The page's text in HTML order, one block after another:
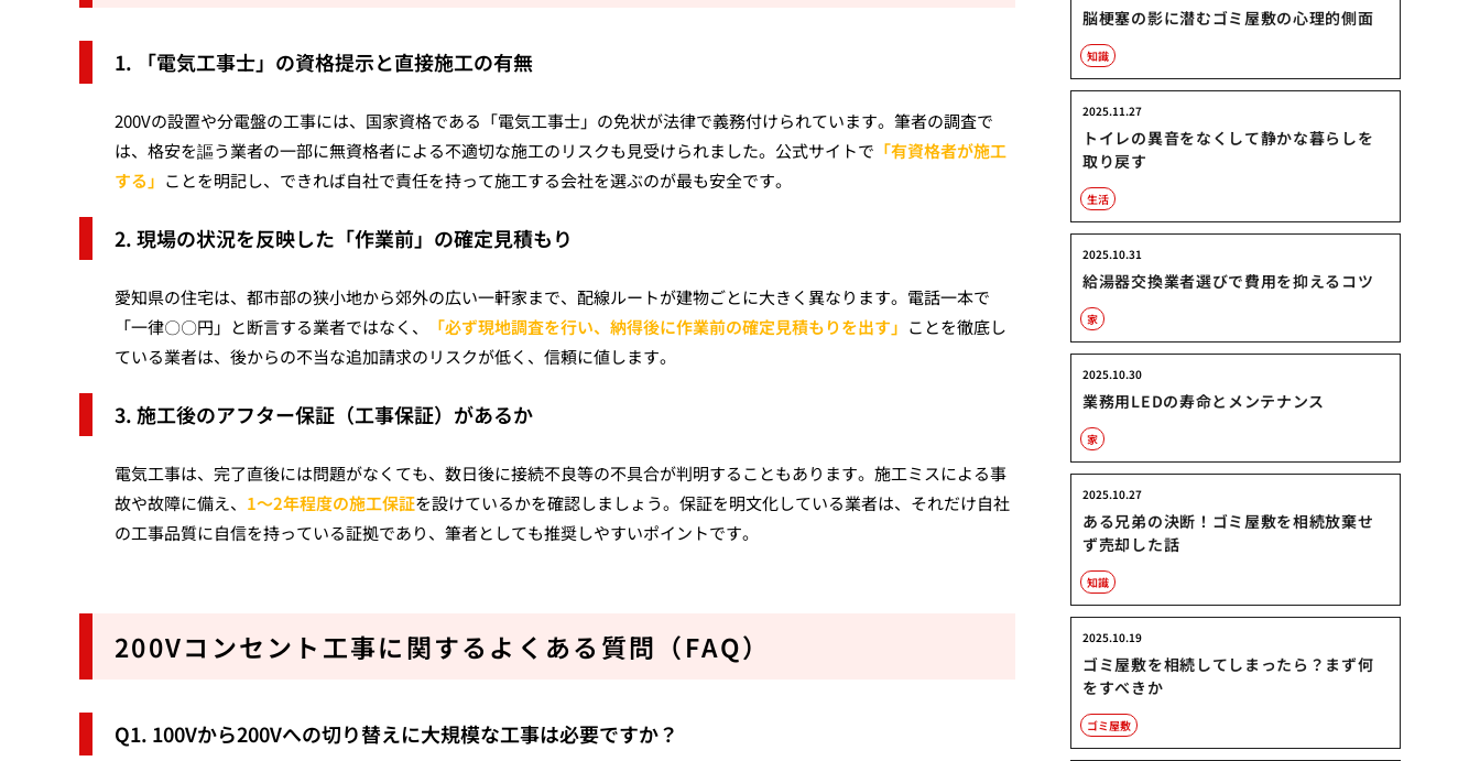
1. 「電気工事士」の資格提示と直接施工の有無
200Vの設置や分電盤の工事には、国家資格である「電気工事士」の免状が法律で義務付けられています。筆者の調査で
は、格安を謳う業者の一部に無資格者による不適切な施工のリスクも見受けられました。公式サイトで 「有資格者が施工
する」 ことを明記し、できれば自社で責任を持って施工する会社を選ぶのが最も安全です。
2. 現場の状況を反映した「作業前」の確定見積もり
愛知県の住宅は、都市部の狭小地から郊外の広い一軒家まで、配線ルートが建物ごとに大きく異なります。電話一本で
「一律〇〇円」と断言する業者ではなく、
「必ず現地調査を行い、納得後に作業前の確定見積もりを出す」 ことを徹底し
ている業者は、後からの不当な追加請求のリスクが低く、信頼に値します。
3. 施工後のアフター保証（工事保証）があるか
電気工事は、完了直後には問題がなくても、数日後に接続不良等の不具合が判明することもあります。施工ミスによる事
故や故障に備え、 1〜2年程度の施工保証を設けているかを確認しましょう。保証を明文化している業者は、それだけ自社
の工事品質に自信を持っている証拠であり、筆者としても推奨しやすいポイントです。
200Vコンセント工事に関するよくある質問（FAQ）
Q1. 100Vから200Vへの切り替えに大規模な工事は必要ですか？
脳梗塞の影に潜むゴミ屋敷の心理的側面
知識
トイレの異音をなくして静かな暮らしを
取り戻す
2025.11.27
生活
給湯器交換業者選びで費用を抑えるコツ
2025.10.31
家
業務用LEDの寿命とメンテナンス
2025.10.30
家
ある兄弟の決断！ゴミ屋敷を相続放棄せ
ず売却した話
2025.10.27
知識
ゴミ屋敷を相続してしまったら？まず何
をすべきか
2025.10.19
ゴミ屋敷